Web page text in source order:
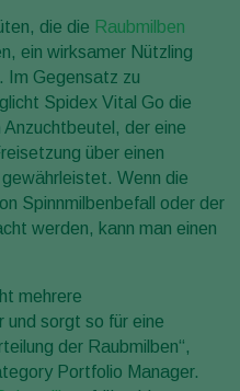
die die Raubmilben
ein wirksamer Nützling
. Im Gegensatz zu
Spidex Vital Go die
Anzuchtbeutel, der eine
über einen
Wenn die
Spinnmilbenbefall oder der
werden, kann man einen
mehrere
und sorgt so für eine
der Raubmilben“,
Portfolio Manager.